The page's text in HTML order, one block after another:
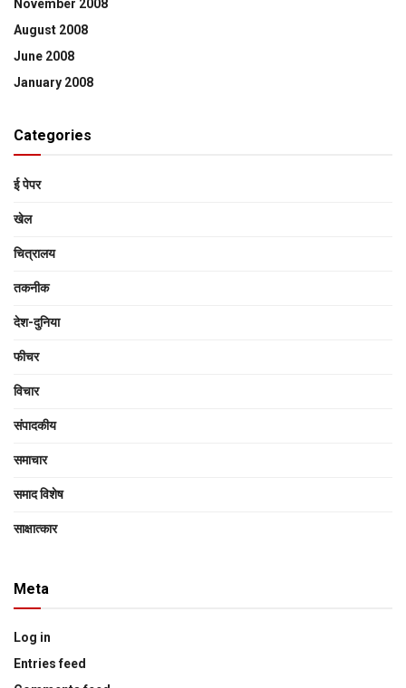
November 2008
August 2008
June 2008
January 2008
Categories
ई पेपर
खेल
चित्रालय
तकनीक
देश-दुनिया
फीचर
विचार
संपादकीय
समाचार
समाद विशेष
साक्षात्‍कार
Meta
Log in
Entries feed